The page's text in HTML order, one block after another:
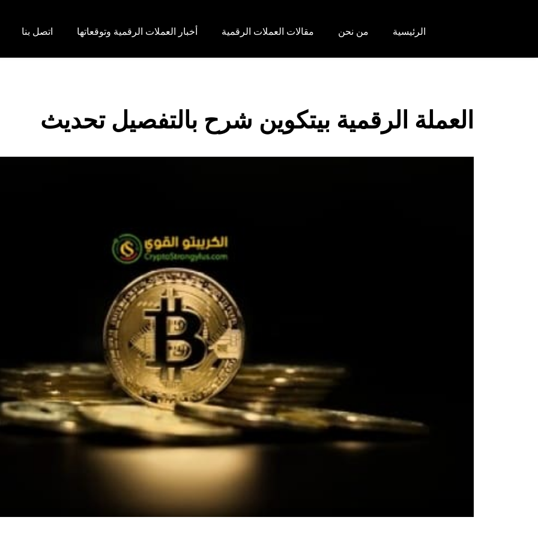
الرئيسية من نحن مقالات العملات الرقمية أخبار العملات الرقمية وتوقعاتها اتصل بنا
العملة الرقمية بيتكوين شرح بالتفصيل تحديث